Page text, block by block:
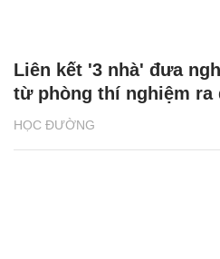
HỌC ĐƯỜNG
Liên kết '3 nhà' đưa
từ phòng thí nghiệm ra